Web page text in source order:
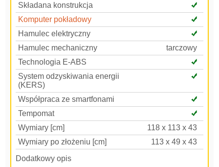
Składana konstrukcja
Komputer pokładowy
Hamulec elektryczny
Hamulec mechaniczny
tarczowy
Technologia E-ABS
System odzyskiwania energii
(KERS)
Współpraca ze smartfonami
Tempomat
Wymiary [cm]
118 x 113 x 43
Wymiary po złożeniu [cm]
113 x 49 x 43
Dodatkowy opis